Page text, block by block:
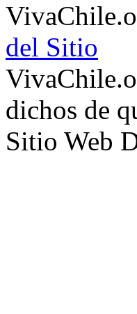
del Sitio
dichos de
Sitio Web